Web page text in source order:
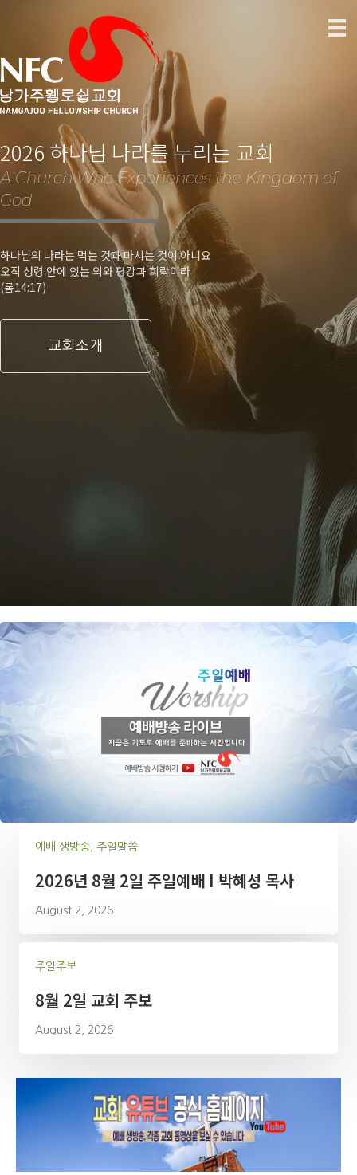
2026 하나님 나라를 누리는 교회
A Church Who Experiences the Kingdom of
God
하나님의 나라는 먹는 것과 마시는 것이 아니요
오직 성령 안에 있는 의와 평강과 희락이라
(롬14:17)
교회소개
예배 생방송, 주일말씀
2026년 8월 2일 주일예배 I 박혜성 목사
August 2, 2026
주일주보
8월 2일 교회 주보
August 2, 2026